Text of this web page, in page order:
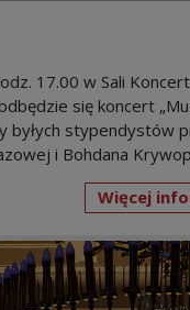
17.00 w Sali
się koncert
stypendystów
i Bohdana
Więcej